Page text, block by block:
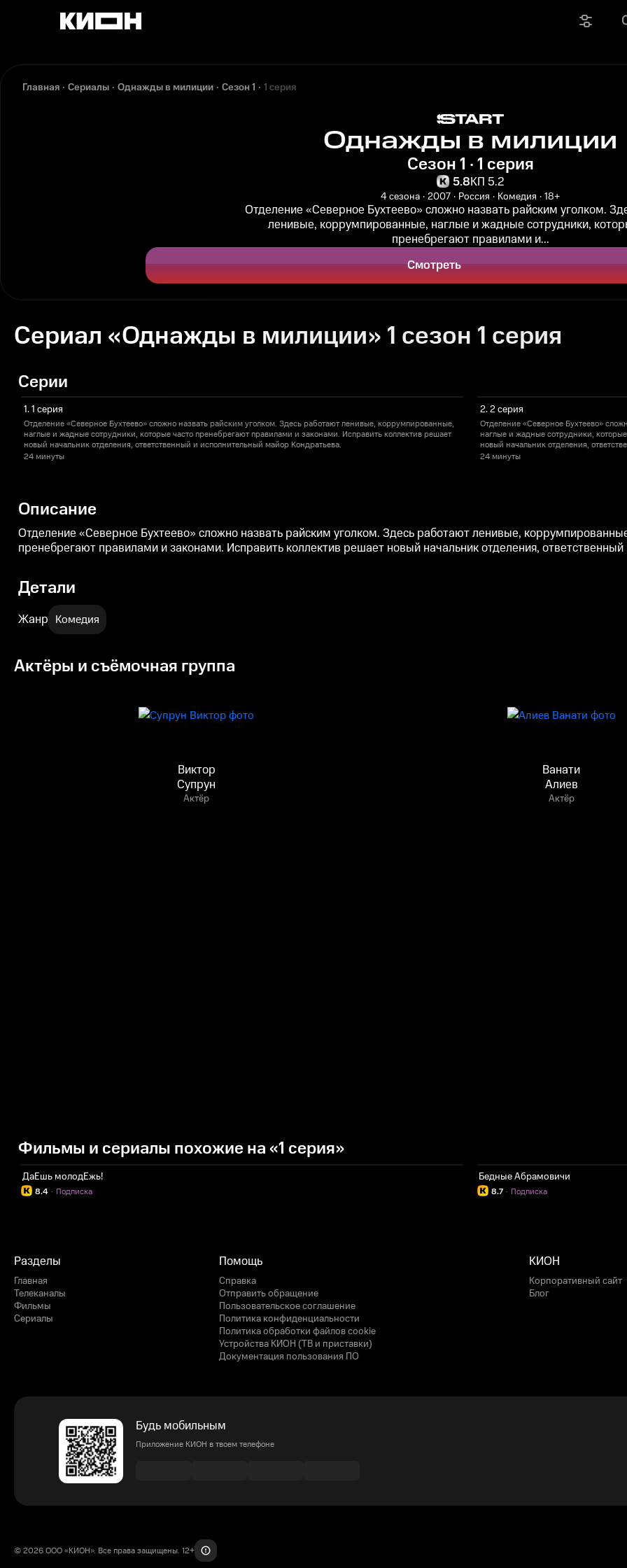
Главная Сериалы Однажды в милиции Сезон 1 1 серия
Однажды в милиции
Сезон 1 · 1 серия
5.8КП 5.2
4 сезона 2007 Россия Комедия 18+
Отделение «Северное Бухтеево» сложно назвать райским уголком.
ленивые, коррумпированные, наглые и жадные сотрудники,
пренебрегают правилами и...
Смотреть
Сериал «Однажды в милиции» 1 сезон 1 серия
Серии
1. 1 серия
Отделение «Северное Бухтеево» сложно назвать райским уголком. Здесь работают ленивые, коррумпированные,
наглые и жадные сотрудники, которые часто пренебрегают правилами и законами. Исправить коллектив решает
новый начальник отделения, ответственный и исполнительный майор Кондратьева.
24 минуты
2. 2 серия
Отделение «Северное Бухтеево»
наглые и жадные сотрудники,
новый начальник отделения,
24 минуты
Описание
Отделение «Северное Бухтеево» сложно назвать райским уголком. Здесь работают ленивые,
пренебрегают правилами и законами. Исправить коллектив решает новый начальник отделения,
Детали
Жанр Комедия
Актёры и съёмочная группа
Виктор
Супрун
Актёр
Ванати
Алиев
Актёр
Фильмы и сериалы похожие на «1 серия»
ДаЕшь молодЕжь!
8.4 Подписка
·
Бедные Абрамовичи
8.7 Подписка
·
Разделы
Главная
Телеканалы
Фильмы
Сериалы
Помощь
Справка
Отправить обращение
Пользовательское соглашение
Политика конфиденциальности
Политика обработки файлов cookie
Устройства КИОН (ТВ и приставки)
Документация пользования ПО
КИОН
Корпоративный сайт
Блог
Будь мобильным
Приложение КИОН в твоем телефоне
© 2026 ООО «КИОН». Все права защищены. 12+